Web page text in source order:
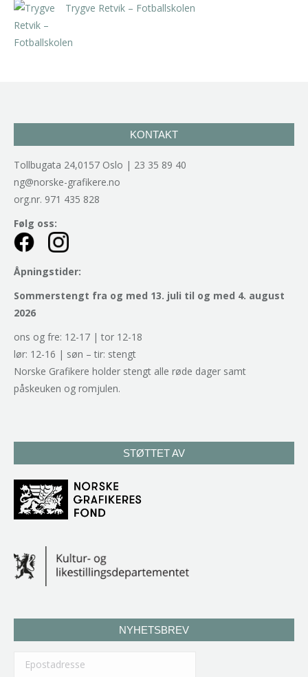
Trygve Retvik – Fotballskolen
KONTAKT
Tollbugata 24,0157 Oslo | 23 35 89 40
ng@norske-grafikere.no
org.nr. 971 435 828
Følg oss:
Åpningstider:
Sommerstengt fra og med 13. juli til og med 4. august
2026
ons og fre: 12-17 | tor 12-18
lør: 12-16 | søn – tir: stengt
Norske Grafikere holder stengt alle røde dager samt
påskeuken og romjulen.
STØTTET AV
NYHETSBREV